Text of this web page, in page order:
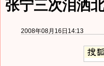
张宁三次泪洒
2008年08月16日14:13